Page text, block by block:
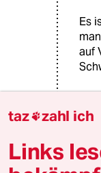
Es
auf
taz zahl ich
Links